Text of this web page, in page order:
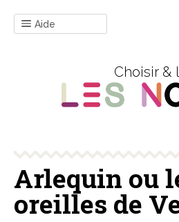
Aide
Choisir &
Arlequin ou
oreilles de